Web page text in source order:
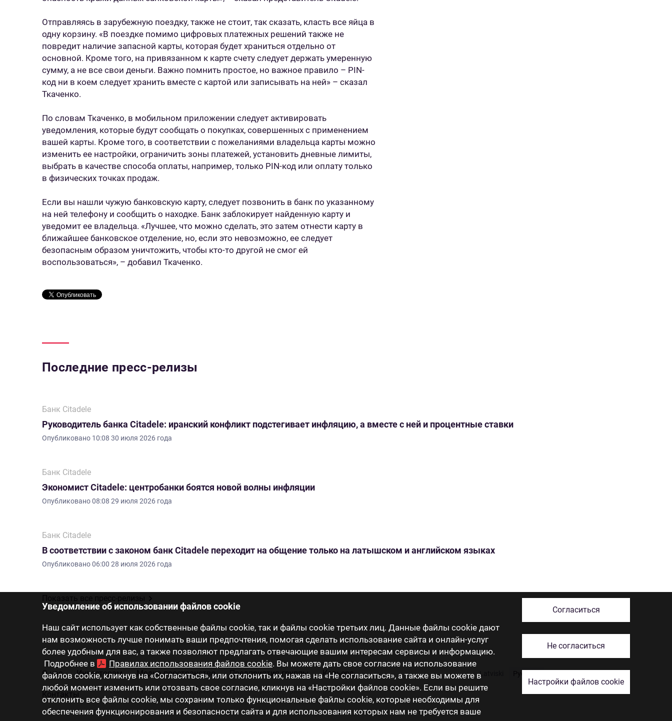
Уведомление об использовании файлов cookie
Наш сайт использует как собственные файлы cookie, так и файлы cookie третьих лиц. Данные файлы cookie дают
нам возможность лучше понимать ваши предпочтения, помогая сделать использование сайта и онлайн-услуг
более удобным для вас, а также позволяют предлагать отвечающие вашим интересам сервисы и информацию.
Подробнее в
Правилах использования файлов cookie. Вы можете дать свое согласие на использование
файлов cookie, кликнув на «Согласиться», или отклонить их, нажав на «Не согласиться», а также вы можете в
любой момент изменить или отозвать свое согласие, кликнув на «Настройки файлов cookie». Если вы решите
отклонить все файлы cookie, мы сохраним только функциональные файлы cookie, которые необходимы для
обеспечения функционирования и безопасности сайта и для использования которых нам не требуется ваше
Согласиться
Не согласиться
Настройки файлов cookie
Отправляясь в зарубежную поездку, также не стоит, так сказать, класть все яйца в
одну корзину. «В поездке помимо цифровых платежных решений также не
повредит наличие запасной карты, которая будет храниться отдельно от
основной. Кроме того, на привязанном к карте счету следует держать умеренную
сумму, а не все свои деньги. Важно помнить простое, но важное правило – PIN-
код ни в коем следует хранить вместе с картой или записывать на ней» – сказал
Ткаченко.
По словам Ткаченко, в мобильном приложении следует активировать
уведомления, которые будут сообщать о покупках, совершенных с применением
вашей карты. Кроме того, в соответствии с пожеланиями владельца карты можно
изменить ее настройки, ограничить зоны платежей, установить дневные лимиты,
выбрать в качестве способа оплаты, например, только PIN-код или оплату только
в физических точках продаж.
Если вы нашли чужую банковскую карту, следует позвонить в банк по указанному
на ней телефону и сообщить о находке. Банк заблокирует найденную карту и
уведомит ее владельца. «Лучшее, что можно сделать, это затем отнести карту в
ближайшее банковское отделение, но, если это невозможно, ее следует
безопасным образом уничтожить, чтобы кто-то другой не смог ей
воспользоваться», – добавил Ткаченко.
Последние пресс-релизы
Банк Citadele
Руководитель банка Citadele: иранский конфликт подстегивает инфляцию, а вместе с ней и процентные ставки
Опубликовано 10:08 30 июля 2026 года
Банк Citadele
Экономист Citadele: центробанки боятся новой волны инфляции
Опубликовано08:08 29 июля 2026 года
Банк Citadele
В соответствии с законом банк Citadele переходит на общение только на латышском и английском языках
Опубликовано06:00 28 июля 2026 года
Latviski
О нас Инвесторам Медиа-пространство Предприятия группы Карьера